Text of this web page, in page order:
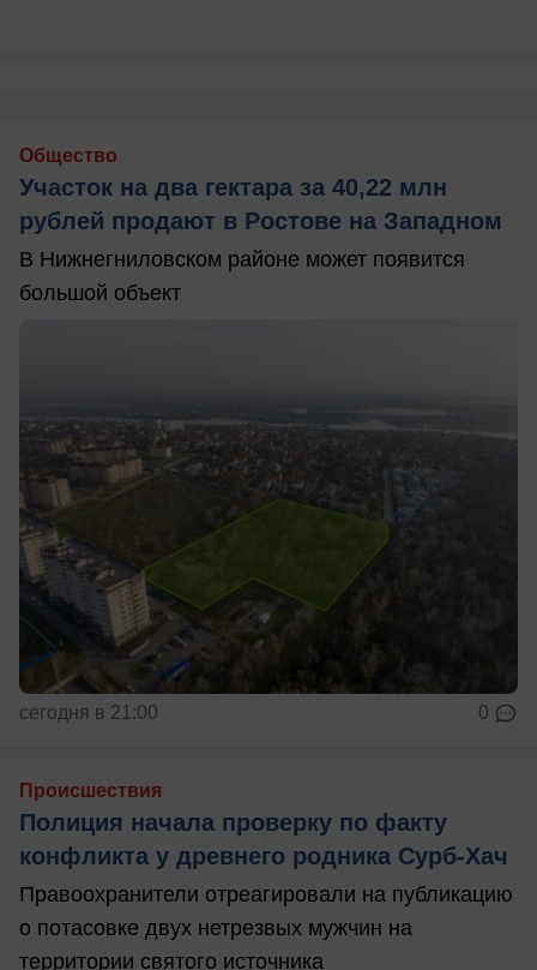
Общество
Участок на два гектара за 40,22 млн
рублей продают в Ростове на Западном
В Нижнегниловском районе может появится
большой объект
сегодня в 21:00 0
Происшествия
Полиция начала проверку по факту
конфликта у древнего родника Сурб-Хач
Правоохранители отреагировали на публикацию
о потасовке двух нетрезвых мужчин на
территории святого источника